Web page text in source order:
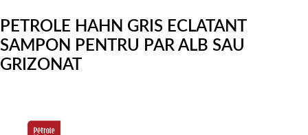
PETROLE HAHN GRIS ECLATANT
SAMPON PENTRU PAR ALB SAU
GRIZONAT